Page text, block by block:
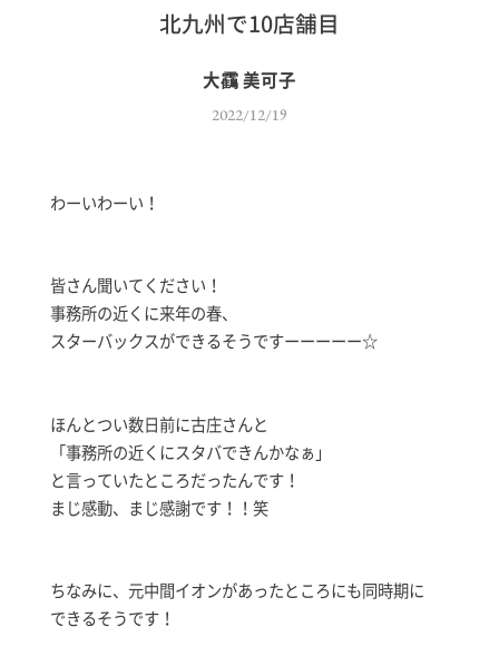
北九州で10店舗目
大靍 美可子
2022/12/19
わーいわーい！
皆さん聞いてください！
事務所の近くに来年の春、
スターバックスができるそうですーーーーー☆
ほんとつい数日前に古庄さんと
「事務所の近くにスタバできんかなぁ」
と言っていたところだったんです！
まじ感動、まじ感謝です！！笑
ちなみに、元中間イオンがあったところにも同時期に
できるそうです！